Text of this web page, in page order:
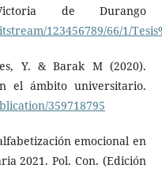
de Durango
123456789/66/1/
Y. & Barak M (2020).
el ámbito universitario.
359718795
emocional en
2021. Pol. Con. (Edición